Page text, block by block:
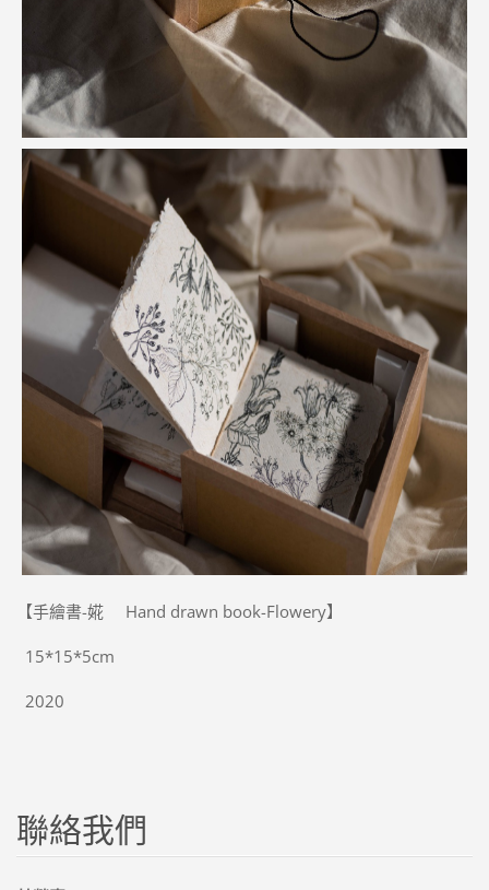
【手繪書-婲 Hand drawn book-Flowery】
15*15*5cm
2020
聯絡我們